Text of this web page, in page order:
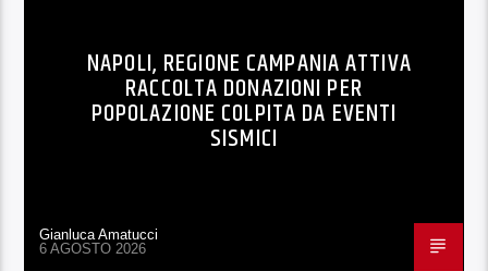
NAPOLI, REGIONE CAMPANIA ATTIVA
RACCOLTA DONAZIONI PER
POPOLAZIONE COLPITA DA EVENTI
SISMICI
Gianluca Amatucci
6 AGOSTO 2026